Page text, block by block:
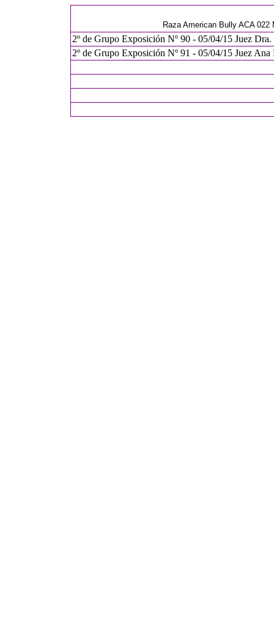
Raza American Bully ACA
2º de Grupo Exposición Nº 90 - 05/04/15 Juez
2º de Grupo Exposición Nº 91 - 05/04/15 Juez